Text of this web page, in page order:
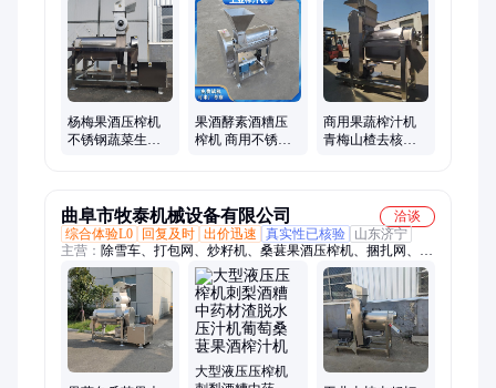
绕膜、榨汁机、牧草网、皮带机、束带机、地瓜机、吸粮机、开
沟机、保鲜膜、割草机、搅拌机、打包机
杨梅果酒压榨机
不锈钢蔬菜生姜
果酒酵素酒糟压
榨机 商用不锈钢
商用果蔬榨汁机
青梅山楂去核打
曲阜市牧泰机械设备有限公司
洽谈
综合体验L0
回复及时 出价迅速 真实性已核验
山东济宁
主营： 除雪车、打包网、炒籽机、桑葚果酒压榨机、捆扎网、除
雪机、上料机、榨汁机、缠绕网、地瓜炉、翻炒机、开沟机、旋
耕机、草帘机、吸料机、输送机、除草机、微耕机、拉伸膜、打
浆机、不锈钢粉碎机、打泥机
大型液压压榨机